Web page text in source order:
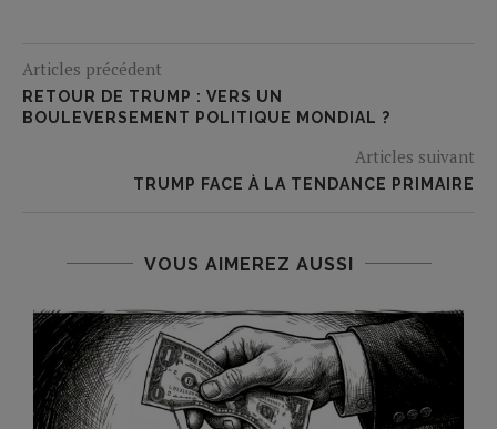
Articles précédent
RETOUR DE TRUMP : VERS UN
BOULEVERSEMENT POLITIQUE MONDIAL ?
Articles suivant
TRUMP FACE À LA TENDANCE PRIMAIRE
VOUS AIMEREZ AUSSI